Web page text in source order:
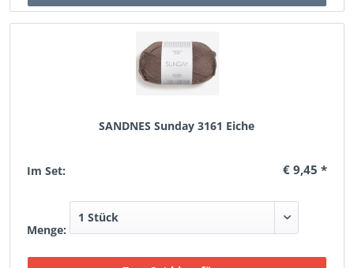
SANDNES Sunday 3161 Eiche
Im Set: € 9,45 *
Menge: